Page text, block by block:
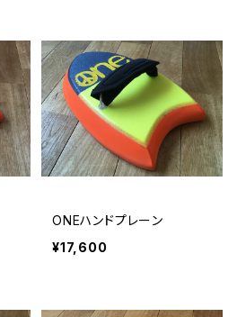
ONEハンドプレーン
¥17,600